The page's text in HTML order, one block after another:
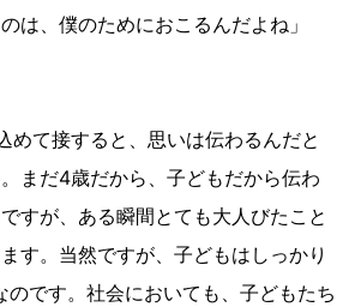
は、僕のためにおこるんだよね」
めて接すると、思いは伝わるんだと
まだ4歳だから、子どもだから伝わ
すが、ある瞬間とても大人びたこと
す。当然ですが、子どもはしっかり
のです。社会においても、子どもたち